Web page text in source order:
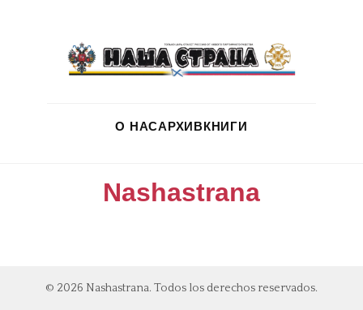
О НАСАРХИВКНИГИ
Nashastrana
© 2026 Nashastrana. Todos los derechos reservados.